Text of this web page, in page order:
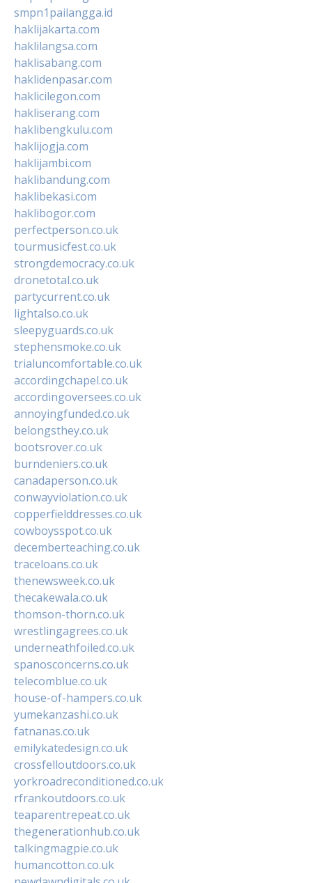
smpn1pailangga.id
haklijakarta.com
haklilangsa.com
haklisabang.com
haklidenpasar.com
haklicilegon.com
hakliserang.com
haklibengkulu.com
haklijogja.com
haklijambi.com
haklibandung.com
haklibekasi.com
haklibogor.com
perfectperson.co.uk
tourmusicfest.co.uk
strongdemocracy.co.uk
dronetotal.co.uk
partycurrent.co.uk
lightalso.co.uk
sleepyguards.co.uk
stephensmoke.co.uk
trialuncomfortable.co.uk
accordingchapel.co.uk
accordingoversees.co.uk
annoyingfunded.co.uk
belongsthey.co.uk
bootsrover.co.uk
burndeniers.co.uk
canadaperson.co.uk
conwayviolation.co.uk
copperfielddresses.co.uk
cowboysspot.co.uk
decemberteaching.co.uk
traceloans.co.uk
thenewsweek.co.uk
thecakewala.co.uk
thomson-thorn.co.uk
wrestlingagrees.co.uk
underneathfoiled.co.uk
spanosconcerns.co.uk
telecomblue.co.uk
house-of-hampers.co.uk
yumekanzashi.co.uk
fatnanas.co.uk
emilykatedesign.co.uk
crossfelloutdoors.co.uk
yorkroadreconditioned.co.uk
rfrankoutdoors.co.uk
teaparentrepeat.co.uk
thegenerationhub.co.uk
talkingmagpie.co.uk
humancotton.co.uk